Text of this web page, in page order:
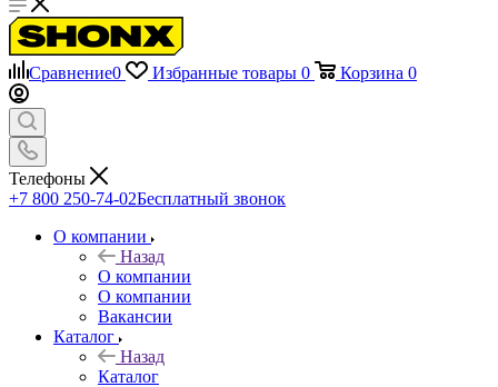
Сравнение0 Избранные товары 0 Корзина 0
Телефоны
+7 800 250-74-02Бесплатный звонок
О компании
Назад
О компании
О компании
Вакансии
Каталог
Назад
Каталог